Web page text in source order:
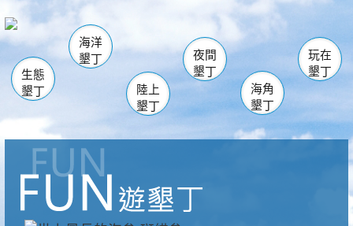
南仁湖
海生館
恆春 佳樂水
龍鑾潭自然中心 森林遊樂區
瓊麻館
關山 墾管處遊客中心
社頂公園 風吹沙
船帆石
白砂 龍磐公園
香蕉灣
砂島
鵝鑾鼻
生態
墾丁
海洋
墾丁
陸上
墾丁
夜間
墾丁
海角
墾丁
玩在
墾丁